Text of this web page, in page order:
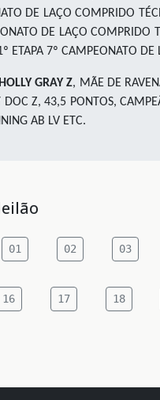
DE LAÇO COMPRIDO
DE LAÇO COMPRIDO
ETAPA 7º CAMPEONATO
HOLLY GRAY Z, MÃE DE
DOC Z, 43,5 PONTOS,
AB LV ETC.
01 02 03
16 17 18